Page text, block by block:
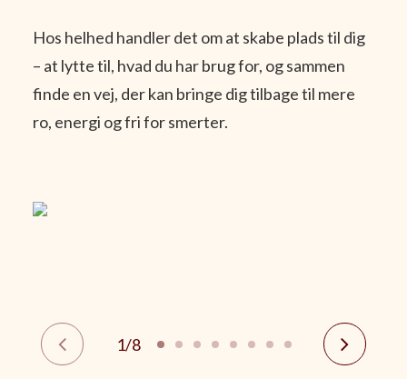
Hos helhed handler det om at skabe plads til dig
– at lytte til, hvad du har brug for, og sammen
finde en vej, der kan bringe dig tilbage til mere
ro, energi og fri for smerter.
1 8